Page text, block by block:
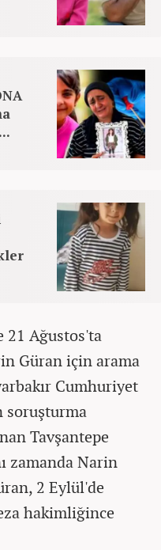
21 Ağustos'ta
Güran için arama
Cumhuriyet
soruşturma
Tavşantepe
zamanda Narin
2 Eylül'de
hakimliğince